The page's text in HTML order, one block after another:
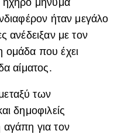
ήταν μεγάλο
ανέδειξαν με τον
που έχει
αίματος.
των
δημοφιλείς
για τον